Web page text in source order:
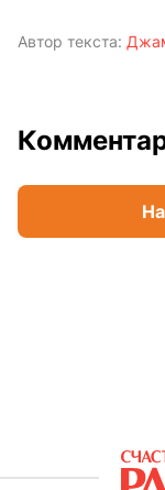
Автор текста: